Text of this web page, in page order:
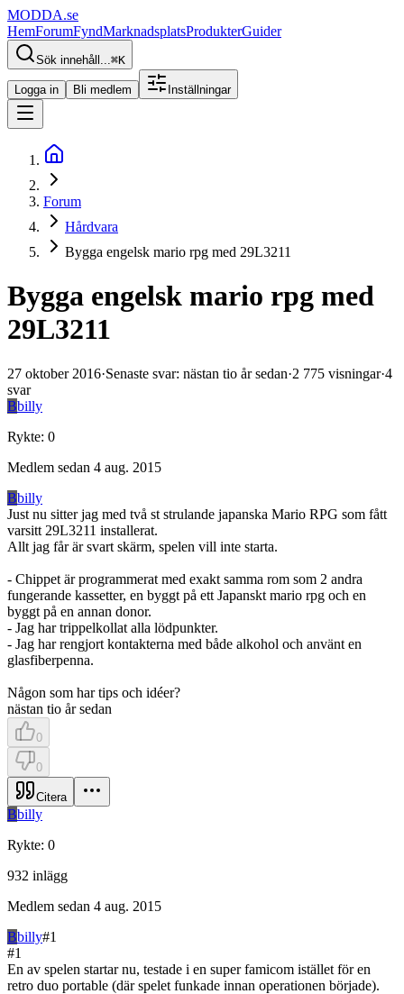
MODDA.se
HemForumFyndMarknadsplatsProdukterGuider
Sök innehåll...⌘K
Logga in Bli medlem Inställningar
Forum
Hårdvara
Bygga engelsk mario rpg med 29L3211
Bygga engelsk mario rpg med
29L3211
27 oktober 2016·Senaste svar: nästan tio år sedan·2 775 visningar·4
svar
Bbilly
Rykte: 0
Medlem sedan 4 aug. 2015
Bbilly
Just nu sitter jag med två st strulande japanska Mario RPG som fått
varsitt 29L3211 installerat.
Allt jag får är svart skärm, spelen vill inte starta.
- Chippet är programmerat med exakt samma rom som 2 andra
fungerande kassetter, en byggt på ett Japanskt mario rpg och en
byggt på en annan donor.
- Jag har trippelkollat alla lödpunkter.
- Jag har rengjort kontakterna med både alkohol och använt en
glasfiberpenna.
Någon som har tips och idéer?
nästan tio år sedan
0
0
Citera
Bbilly
Rykte: 0
932 inlägg
Medlem sedan 4 aug. 2015
Bbilly#1
#1
En av spelen startar nu, testade i en super famicom istället för en
retro duo portable (där spelet funkade innan operationen började).